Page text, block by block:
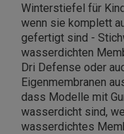
Winterstiefel für
wenn sie komplett
gefertigt sind -
wasserdichten
Dri Defense oder
Eigenmembranen
dass Modelle mit
wasserdicht sind,
wasserdichtes